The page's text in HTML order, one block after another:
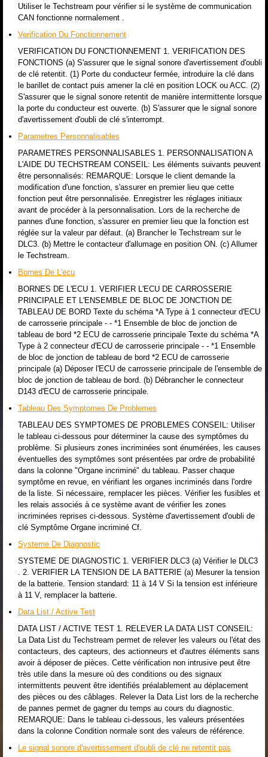
Utiliser le Techstream pour vérifier si le système de communication
CAN fonctionne normalement .
Verification Du Fonctionnement
VERIFICATION DU FONCTIONNEMENT 1. VERIFICATION DES
FONCTIONS (a) S'assurer que le signal sonore d'avertissement d'oubli
de clé retentit. (1) Porte du conducteur fermée, introduire la clé dans
le barillet de contact puis amener la clé en position LOCK ou ACC. (2)
S'assurer que le signal sonore retentit de manière intermittente lorsque
la porte du conducteur est ouverte. (b) S'assurer que le signal sonore
d'avertissement d'oubli de clé s'interrompt.
Parametres Personnalisables
PARAMETRES PERSONNALISABLES 1. PERSONNALISATION A
L'AIDE DU TECHSTREAM CONSEIL: Les éléments suivants peuvent
être personnalisés: REMARQUE: Lorsque le client demande la
modification d'une fonction, s'assurer en premier lieu que cette
fonction peut être personnalisée. Enregistrer les réglages initiaux
avant de procéder à la personnalisation. Lors de la recherche de
pannes d'une fonction, s'assurer en premier lieu que la fonction est
réglée sur la valeur par défaut. (a) Brancher le Techstream sur le
DLC3. (b) Mettre le contacteur d'allumage en position ON. (c) Allumer
le Techstream.
Bornes De L'ecu
BORNES DE L'ECU 1. VERIFIER L'ECU DE CARROSSERIE
PRINCIPALE ET L'ENSEMBLE DE BLOC DE JONCTION DE
TABLEAU DE BORD Texte du schéma *A Type à 1 connecteur d'ECU
de carrosserie principale - - *1 Ensemble de bloc de jonction de
tableau de bord *2 ECU de carrosserie principale Texte du schéma *A
Type à 2 connecteur d'ECU de carrosserie principale - - *1 Ensemble
de bloc de jonction de tableau de bord *2 ECU de carrosserie
principale (a) Déposer l'ECU de carrosserie principale de l'ensemble de
bloc de jonction de tableau de bord. (b) Débrancher le connecteur
D143 d'ECU de carrosserie principale.
Tableau Des Symptomes De Problemes
TABLEAU DES SYMPTOMES DE PROBLEMES CONSEIL: Utiliser
le tableau ci-dessous pour déterminer la cause des symptômes du
problème. Si plusieurs zones incriminées sont énumérées, les causes
éventuelles des symptômes sont présentées par ordre de probabilité
dans la colonne "Organe incriminé" du tableau. Passer chaque
symptôme en revue, en vérifiant les organes incriminés dans l'ordre
de la liste. Si nécessaire, remplacer les pièces. Vérifier les fusibles et
les relais associés à ce système avant de vérifier les zones
incriminées reprises ci-dessous. Système d'avertissement d'oubli de
clé Symptôme Organe incriminé Cf.
Systeme De Diagnostic
SYSTEME DE DIAGNOSTIC 1. VERIFIER DLC3 (a) Vérifier le DLC3
. 2. VERIFIER LA TENSION DE LA BATTERIE (a) Mesurer la tension
de la batterie. Tension standard: 11 à 14 V Si la tension est inférieure
à 11 V, remplacer la batterie.
Data List / Active Test
DATA LIST / ACTIVE TEST 1. RELEVER LA DATA LIST CONSEIL:
La Data List du Techstream permet de relever les valeurs ou l'état des
contacteurs, des capteurs, des actionneurs et d'autres éléments sans
avoir à déposer de pièces. Cette vérification non intrusive peut être
très utile dans la mesure où des conditions ou des signaux
intermittents peuvent être identifiés préalablement au déplacement
des pièces ou des câblages. Relever la Data List lors de la recherche
de pannes permet de gagner du temps au cours du diagnostic.
REMARQUE: Dans le tableau ci-dessous, les valeurs présentées
dans la colonne Condition normale sont des valeurs de référence.
Le signal sonore d'avertissement d'oubli de clé ne retentit pas